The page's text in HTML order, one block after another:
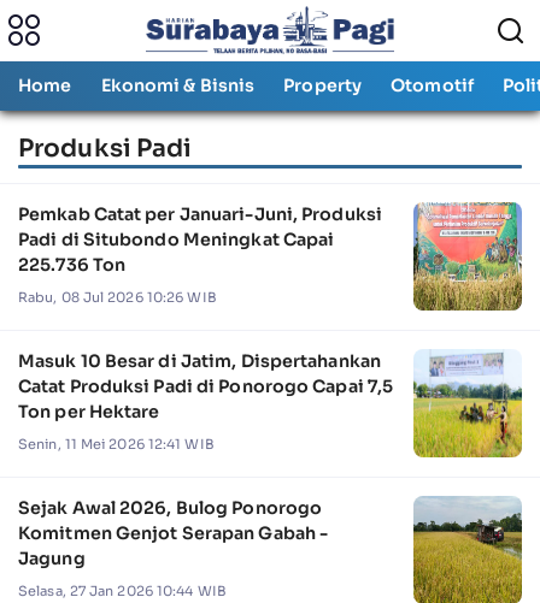
Home Ekonomi & Bisnis Property Otomotif
Produksi Padi
Pemkab Catat per Januari-Juni, Produksi
Padi di Situbondo Meningkat Capai
225.736 Ton
Rabu, 08 Jul 2026 10:26 WIB
Masuk 10 Besar di Jatim, Dispertahankan
Catat Produksi Padi di Ponorogo Capai 7,5
Ton per Hektare
Senin, 11 Mei 2026 12:41 WIB
Sejak Awal 2026, Bulog Ponorogo
Komitmen Genjot Serapan Gabah -
Jagung
Selasa, 27 Jan 2026 10:44 WIB